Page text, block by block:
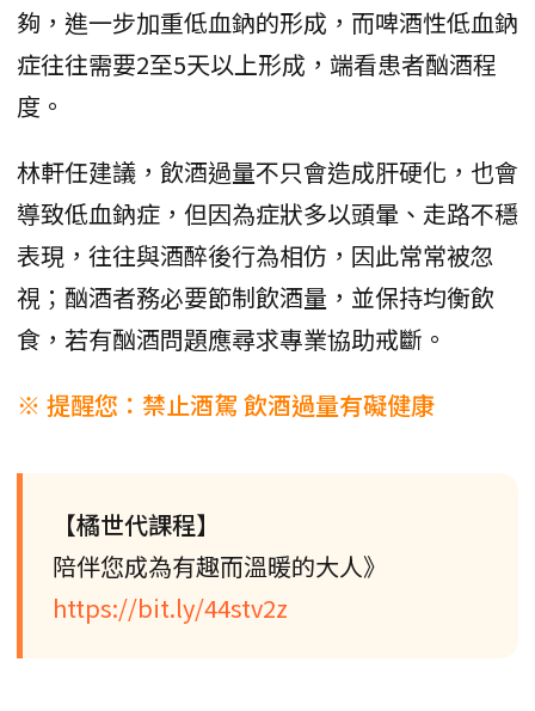
夠，進一步加重低血鈉的形成，而啤酒性低血鈉
症往往需要2至5天以上形成，端看患者酗酒程
度。
林軒任建議，飲酒過量不只會造成肝硬化，也會
導致低血鈉症，但因為症狀多以頭暈、走路不穩
表現，往往與酒醉後行為相仿，因此常常被忽
視；酗酒者務必要節制飲酒量，並保持均衡飲
食，若有酗酒問題應尋求專業協助戒斷。
※ 提醒您：禁止酒駕 飲酒過量有礙健康
【橘世代課程】
陪伴您成為有趣而溫暖的大人》
https://bit.ly/44stv2z